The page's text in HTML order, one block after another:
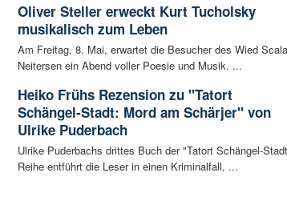
Oliver Steller erweckt Kurt Tucholsky
musikalisch zum Leben
Am Freitag, 8. Mai, erwartet die Besucher des Wied Scala
Neitersen ein Abend voller Poesie und Musik. ...
Heiko Frühs Rezension zu "Tatort
Schängel-Stadt: Mord am Schärjer" von
Ulrike Puderbach
Ulrike Puderbachs drittes Buch der "Tatort Schängel-
Reihe entführt die Leser in einen Kriminalfall, ...